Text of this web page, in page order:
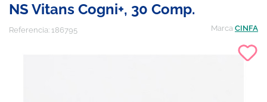
NS Vitans Cogni+, 30 Comp.
Referencia: 186795 Marca CINFA